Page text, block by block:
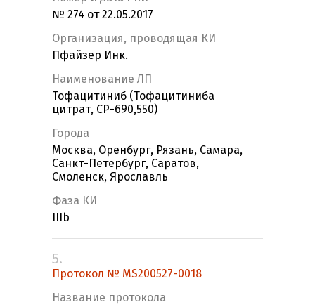
№ 274 от 22.05.2017
Организация, проводящая КИ
Пфайзер Инк.
Наименование ЛП
Тофацитиниб (Тофацитиниба
цитрат, CP-690,550)
Города
Москва, Оренбург, Рязань, Самара,
Санкт-Петербург, Саратов,
Смоленск, Ярославль
Фаза КИ
IIIb
5.
Протокол № MS200527-0018
Название протокола